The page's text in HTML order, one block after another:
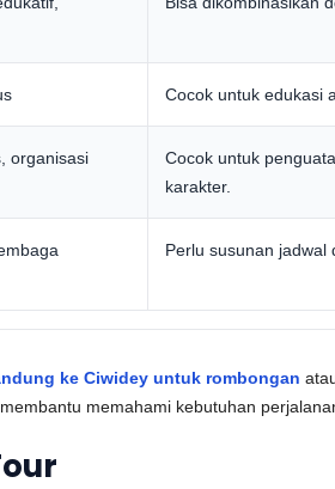
Cocok untuk edukasi
organisasi
Cocok untuk
karakter.
Perlu susunan jadwal
ke Ciwidey untuk rombongan
memahami kebutuhan